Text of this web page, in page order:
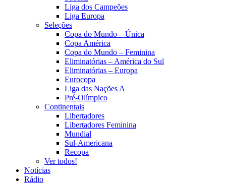
Liga dos Campeões
Liga Europa
Seleções
Copa do Mundo – Única
Copa América
Copa do Mundo – Feminina
Eliminatórias – América do Sul
Eliminatórias – Europa
Eurocopa
Liga das Nações A
Pré-Olímpico
Continentais
Libertadores
Libertadores Feminina
Mundial
Sul-Americana
Recopa
Ver todos!
Notícias
Rádio